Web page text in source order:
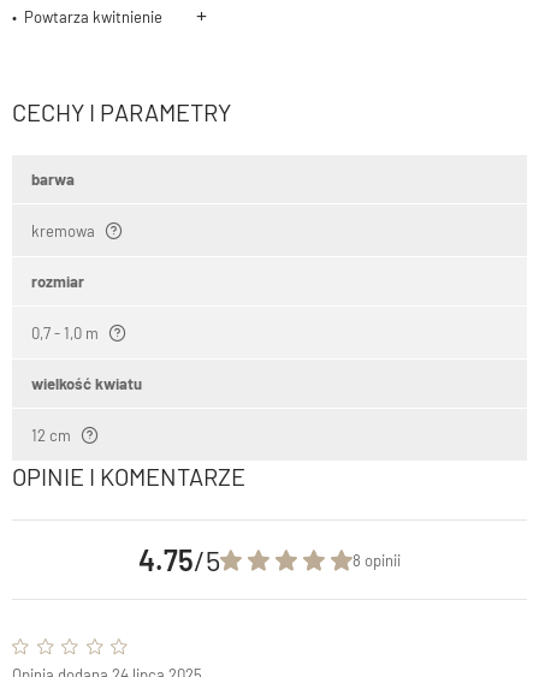
• Powtarza kwitnienie +
CECHY I PARAMETRY
barwa
kremowa
rozmiar
0,7 - 1,0 m
wielkość kwiatu
12 cm
OPINIE I KOMENTARZE
4.75/5 8 opinii